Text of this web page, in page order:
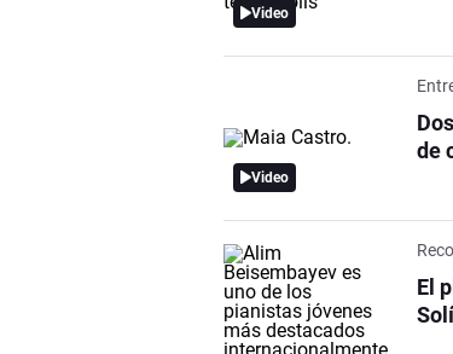
Video
Video
de
El